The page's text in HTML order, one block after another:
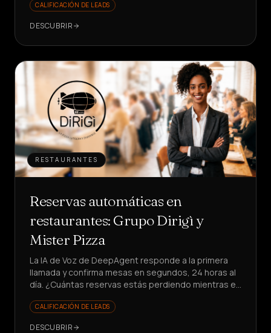
CALIFICACIÓN DE LEADS
DESCUBRIR
RESTAURANTES
Reservas automáticas en
restaurantes: Grupo Dirigì y
Mister Pizza
La IA de Voz de DeepAgent responde a la primera
llamada y confirma mesas en segundos, 24 horas al
día. ¿Cuántas reservas estás perdiendo mientras el
CALIFICACIÓN DE LEADS
DESCUBRIR